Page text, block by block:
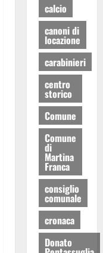
calcio
canoni di
locazione
carabinieri
centro
storico
Comune
Comune
di
Martina
Franca
consiglio
comunale
cronaca
Donato